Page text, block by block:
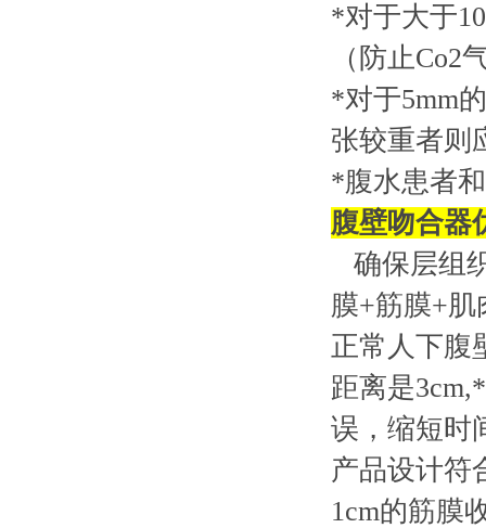
*对于大于
（防止
*对于5mm
张较重者则
*腹水患者
腹壁吻合器
确保层组
膜+筋膜+肌
正常人下腹
距离是
误，缩短时
产品设计符
1cm的筋膜